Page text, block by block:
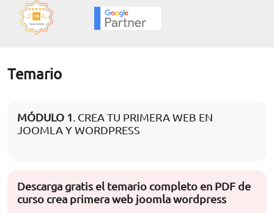
Temario
MÓDULO 1. CREA TU PRIMERA WEB EN
JOOMLA Y WORDPRESS
Descarga gratis el temario completo en PDF de
curso crea primera web joomla wordpress